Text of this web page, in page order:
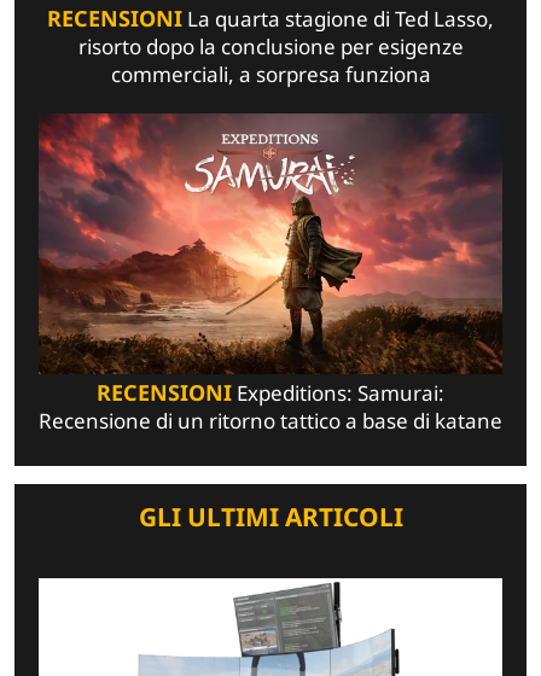
RECENSIONI La quarta stagione di Ted Lasso,
risorto dopo la conclusione per esigenze
commerciali, a sorpresa funziona
RECENSIONI Expeditions: Samurai:
Recensione di un ritorno tattico a base di katane
GLI ULTIMI ARTICOLI